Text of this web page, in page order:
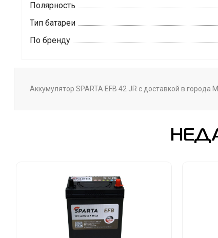
Полярность
Тип батареи
По бренду
Аккумулятор SPARTA EFB 42 JR с доставкой в